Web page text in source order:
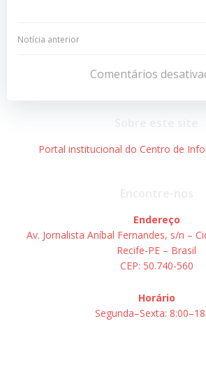
Navegação
Post
Notícia anterior
de
Comentários
Portal institucional do Centro de
Endereço
Av. Jornalista Aníbal Fernandes, s/n –
Recife-PE – Brasil
CEP: 50.740-560
Horário
Segunda–Sexta: